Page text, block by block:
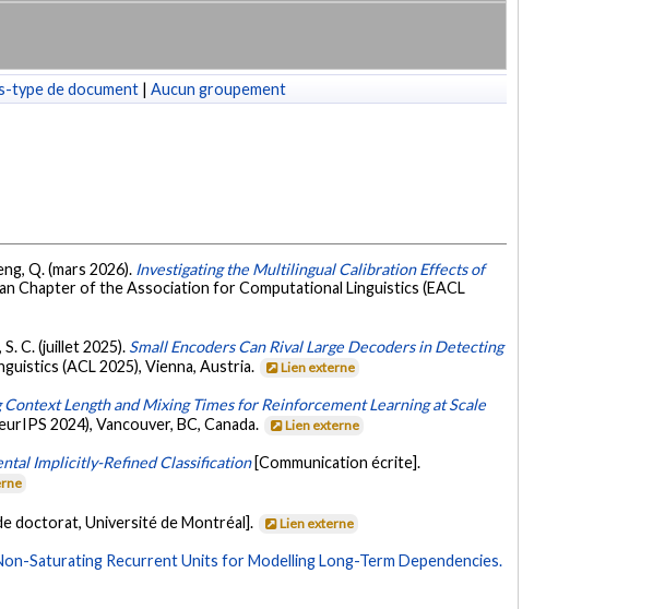
type de document | Aucun groupement
Q. (mars 2026). Investigating the Multilingual Calibration Effects of
Chapter of the Association for Computational Linguistics (EACL
C. (juillet 2025). Small Encoders Can Rival Large Decoders in Detecting
(ACL 2025), Vienna, Austria. Lien externe
Context Length and Mixing Times for Reinforcement Learning at Scale
2024), Vancouver, BC, Canada.
Lien externe
Implicitly-Refined Classification [Communication écrite].
doctorat, Université de Montréal]. Lien externe
Saturating Recurrent Units for Modelling Long-Term Dependencies.